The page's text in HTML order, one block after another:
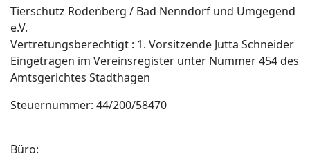
Tierschutz Rodenberg / Bad Nenndorf und Umgegend
e.V.
Vertretungsberechtigt : 1. Vorsitzende Jutta Schneider
Eingetragen im Vereinsregister unter Nummer 454 des
Amtsgerichtes Stadthagen
Steuernummer: 44/200/58470
Büro: